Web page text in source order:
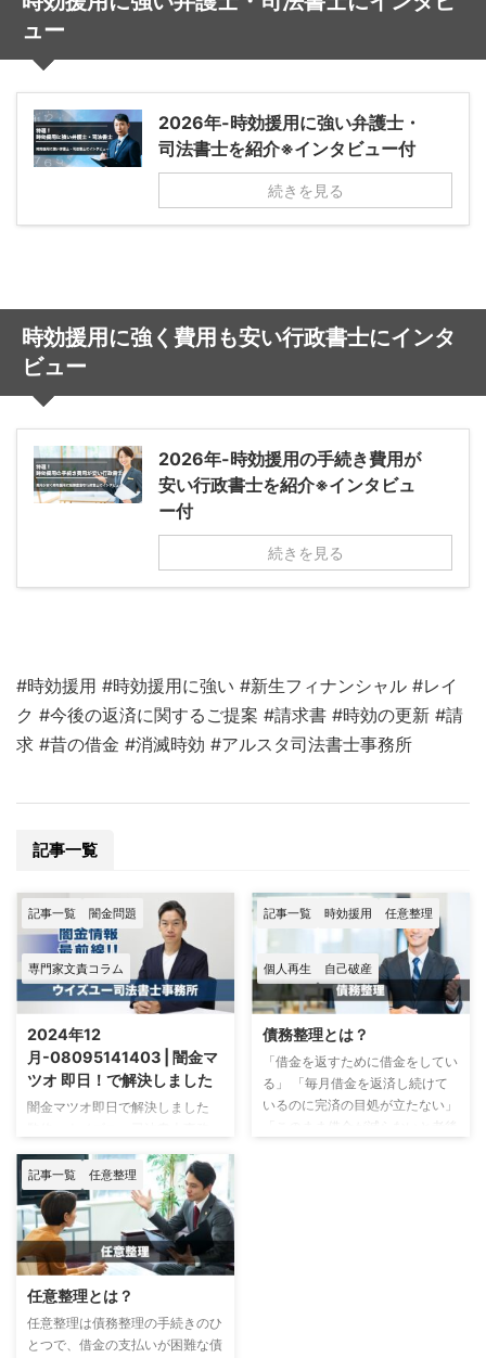
ュー
2026年-時効援用に強い弁護士・
司法書士を紹介※インタビュー付
続きを見る
時効援用に強く費用も安い行政書士にインタ
ビュー
2026年-時効援用の手続き費用が
安い行政書士を紹介※インタビュ
ー付
続きを見る
#時効援用 #時効援用に強い #新生フィナンシャル #レイ
ク #今後の返済に関するご提案 #請求書 #時効の更新 #請
求 #昔の借金 #消滅時効 #アルスタ司法書士事務所
記事一覧
記事一覧 闇金問題
専門家文責コラム
2024年12
月-08095141403 | 闇金マ
ツオ 即日！で解決しました
闇金マツオ即日で解決しました
所 司法書士 奥野 正智 闇金マ
ツオ事情 2024年11月末になって
闇金マツオの件でお問い合わせが
増えています。 特徴として、取
り立ては電話を使ってしっかりと
動いてくる傾向があります。 マ
ツオへの支払いができず、何かし
らの対応をしなければあっという
間に被害が拡大します。 今回の
相談者Bさんが陥ってしまってい
記事一覧 時効援用 任意整理
個人再生 自己破産
債務整理とは？
「借金を返すために借金をしてい
る」 「毎月借金を返済し続けて
いるのに完済の目処が立たない」
記事一覧 任意整理
任意整理とは？
任意整理は債務整理の手続きのひ
とつで、借金の支払いが困難な債